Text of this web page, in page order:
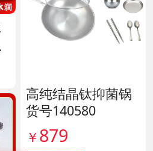
高纯结晶钛抑菌锅
货号140580
￥ 879